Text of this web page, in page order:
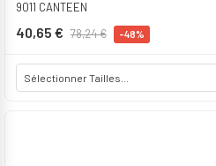
9011 CANTEEN
40,65 € 78,24 € -48%